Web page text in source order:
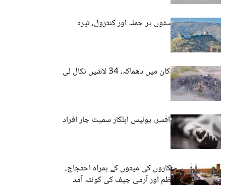
کوئٹہ: فورسز پوسٹوں پر حملہ اور کنٹرول، تیرہ
اہلکار ہلاک
کوئٹہ: کوئلے کی کان میں دھماکہ، 34 لاشیں نکال لی
گئیں
کوئٹہ: سکیورٹی افسر، پولیس اہلکار سمیت چار افراد
کی لاشیں برآمد
کوئٹہ: پولیس اہلکاروں کی میتوں کے ہمراہ احتجاج،
پاکستانی وزیراعظم اور آرمی چیف کی کوئٹہ آمد